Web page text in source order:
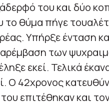
του και δύο
το θύμα πήγε
Υπήρξε ένταση
των
εκεί. Τελικά
Ο 42χρονος
του επιτέθηκαν και